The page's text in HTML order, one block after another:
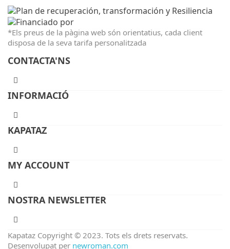
*Els preus de la pàgina web són orientatius, cada client
disposa de la seva tarifa personalitzada
CONTACTA'NS
INFORMACIÓ
KAPATAZ
MY ACCOUNT
NOSTRA NEWSLETTER
Kapataz Copyright © 2023. Tots els drets reservats.
Desenvolupat per newroman.com